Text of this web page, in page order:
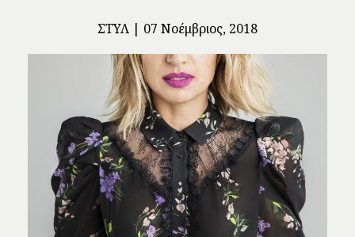
ΣΤΥΛ 07 Νοέμβριος, 2018